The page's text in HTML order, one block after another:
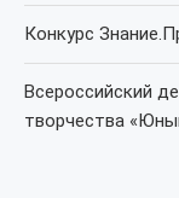
Конкурс
Всероссийский
творчества